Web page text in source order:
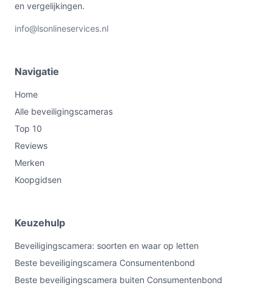
en vergelijkingen.
info@lsonlineservices.nl
Navigatie
Home
Alle beveiligingscameras
Top 10
Reviews
Merken
Koopgidsen
Keuzehulp
Beveiligingscamera: soorten en waar op letten
Beste beveiligingscamera Consumentenbond
Beste beveiligingscamera buiten Consumentenbond